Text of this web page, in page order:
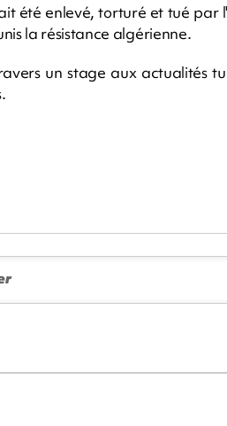
été enlevé, torturé et tué par
la résistance algérienne.
un stage aux actualités